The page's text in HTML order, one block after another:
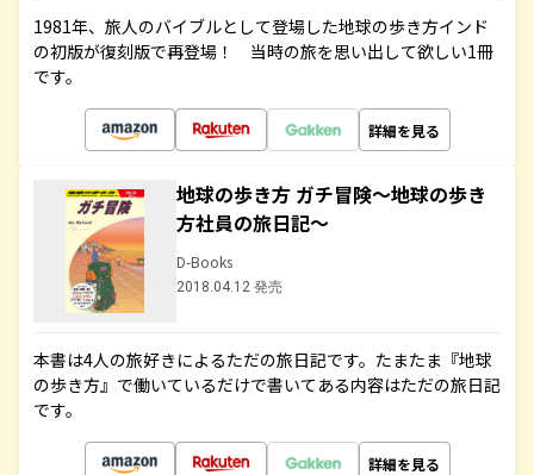
1981年、旅人のバイブルとして登場した地球の歩き方インド
の初版が復刻版で再登場！ 当時の旅を思い出して欲しい1冊
です。
詳細を見る
地球の歩き方 ガチ冒険～地球の歩き
方社員の旅日記～
D-Books
2018.04.12 発売
本書は4人の旅好きによるただの旅日記です。たまたま『地球
の歩き方』で働いているだけで書いてある内容はただの旅日記
です。
詳細を見る